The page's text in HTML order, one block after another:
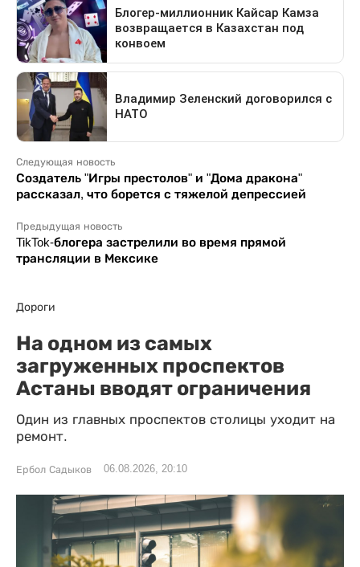
Следующая новость
Создатель "Игры престолов" и "Дома дракона"
рассказал, что борется с тяжелой депрессией
Предыдущая новость
TikTok-блогера застрелили во время прямой
трансляции в Мексике
Дороги
На одном из самых
загруженных проспектов
Астаны вводят ограничения
Один из главных проспектов столицы уходит на
ремонт.
Ербол Садыков 06.08.2026, 20:10